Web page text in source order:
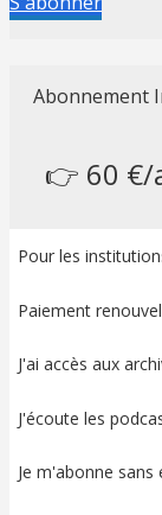
Abonnement
👉 60 €/
Pour les
Paiement
J'ai accès aux
J'écoute les
Je m'abonne